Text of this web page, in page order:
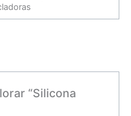
“Silicona